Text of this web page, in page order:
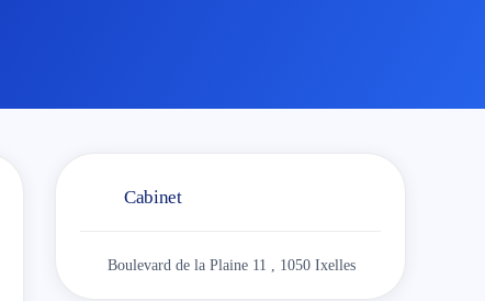
Cabinet
Boulevard de la Plaine 11 , 1050 Ixelles